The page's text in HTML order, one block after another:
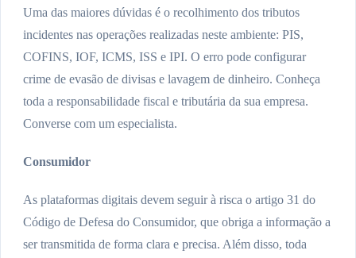
Uma das maiores dúvidas é o recolhimento dos tributos
incidentes nas operações realizadas neste ambiente: PIS,
COFINS, IOF, ICMS, ISS e IPI. O erro pode configurar
crime de evasão de divisas e lavagem de dinheiro. Conheça
toda a responsabilidade fiscal e tributária da sua empresa.
Converse com um especialista.
Consumidor
As plataformas digitais devem seguir à risca o artigo 31 do
Código de Defesa do Consumidor, que obriga a informação a
ser transmitida de forma clara e precisa. Além disso, toda